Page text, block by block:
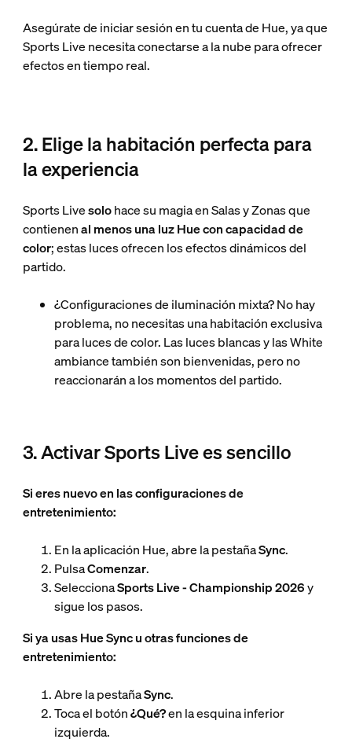
Asegúrate de iniciar sesión en tu cuenta de Hue, ya que
Sports Live necesita conectarse a la nube para ofrecer
efectos en tiempo real.
2. Elige la habitación perfecta para
la experiencia
Sports Livesolohace su magia en Salas y Zonas que
contienenal menos una luz Hue con capacidad de
color; estas luces ofrecen los efectos dinámicos del
partido.
¿Configuraciones de iluminación mixta? No hay
problema, no necesitas una habitación exclusiva
para luces de color. Las luces blancas y las White
ambiance también son bienvenidas, pero no
reaccionarán a los momentos del partido.
3. Activar Sports Live es sencillo
Si eres nuevo en las configuraciones de
entretenimiento:
En la aplicación Hue, abre la pestañaSync.
PulsaComenzar.
SeleccionaSports Live - Championship 2026y
sigue los pasos.
Si ya usas Hue Sync u otras funciones de
entretenimiento:
Abre la pestañaSync.
Toca el botón¿Qué?en la esquina inferior
izquierda.